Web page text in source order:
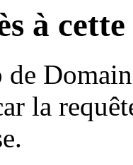
à
la